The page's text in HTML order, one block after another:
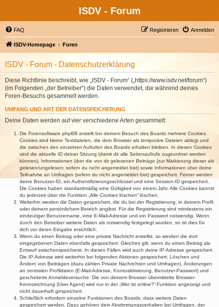
ISDV - Forum
FAQ Anmelden
Registrieren
ISDV-Homepage Foren
ISDV - Forum - Datenschutzerklärung
Diese Richtlinie beschreibt, wie „ISDV - Forum“ („https://www.isdv.net/forum“)
(im Folgenden „der Betreiber“) die Daten verwendet, die während deines
Foren-Besuchs gesammelt werden.
UMFANG UND ART DER DATENSPEICHERUNG
Deine Daten werden auf vier verschiedene Arten gesammelt:
Die Forensoftware phpBB erstellt bei deinem Besuch des Boards mehrere Cookies.
Cookies sind kleine Textdateien, die dein Browser als temporäre Dateien ablegt und
die zwischen den einzelnen Aufrufen des Boards erhalten bleiben. In diesen Cookies
sind die aktuelle ID deiner Sitzung (damit dir alle Seitenaufrufe zugeordnet werden
können), Informationen über die von dir gelesenen Beiträge (zur Markierung dieser als
gelesen/ungelesen; sofern du nicht angemeldet bist) sowie Informationen über deine
Teilnahme an Umfragen (sofern du nicht angemeldet bist) gespeichert. Ferner werden
deine Benutzer-ID, ein Authentifizierungsschlüssel und eine Session-ID gespeichert.
Die Cookies haben standardmäßig eine Gültigkeit von einem Jahr. Alle Cookies kannst
du jederzeit über die Funktion „Alle Cookies löschen“ löschen.
Weiterhin werden die Daten gespeichert, die du bei der Registrierung, in deinem Profil
oder deinem persönlichem Bereich angibst. Für die Registrierung sind mindestens ein
eindeutiger Benutzername, eine E-Mail-Adresse und ein Passwort notwendig. Wenn
durch den Betreiber weitere Daten als notwendig festgelegt wurden, so ist dies für
dich vor deren Eingabe ersichtlich.
Wenn du einen Beitrag oder eine private Nachricht erstellst, so werden die dort
eingegebenen Daten ebenfalls gespeichert. Gleiches gilt, wenn du einen Beitrag als
Entwurf zwischenspeicherst. In diesen Fällen wird auch deine IP-Adresse gespeichert.
Die IP-Adresse wird weiterhin bei folgenden Aktionen gespeichert: Löschen und
Ändern von Beiträgen (dazu zählen Private Nachrichten und Umfragen), Änderungen
an zentralen Profildaten (E-Mail-Adresse, Kontoaktivierung, Benutzer-Passwort) und
gescheiterte Anmeldeversuche. Die von deinem Browser übermittelte Browser-
Kennzeichnung (User Agent) wird nur in der „Wer ist online?“-Funktion angezeigt und
nicht dauerhaft gespeichert.
Schließlich erfordern einzelne Funktionen des Boards, dass weitere Daten
gespeichert werden. Dazu gehören dein Abstimmungsverhalten bei Umfragen, der